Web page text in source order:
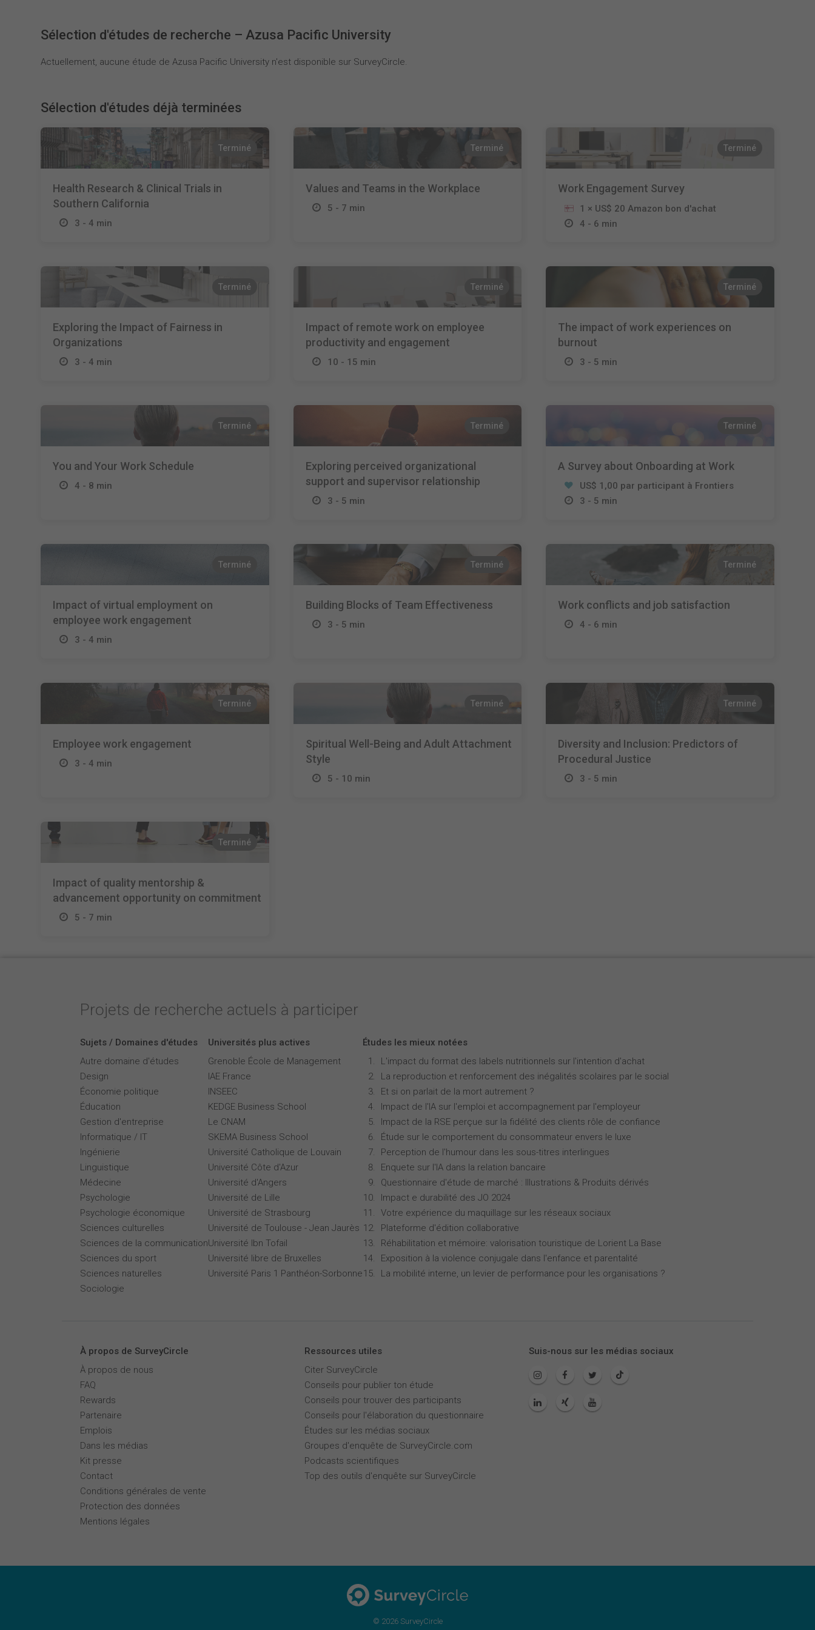
Sélection d'études de recherche – Azusa Pacific University
Actuellement, aucune étude de Azusa Pacific University n'est disponible sur SurveyCircle.
Sélection d'études déjà terminées
Terminé
Health Research & Clinical Trials in
Southern California
3 - 4 min
Terminé
Values and Teams in the Workplace
5 - 7 min
Terminé
Work Engagement Survey
1 × US$ 20 Amazon bon d'achat
4 - 6 min
Terminé
Exploring the Impact of Fairness in
Organizations
3 - 4 min
Terminé
Impact of remote work on employee
productivity and engagement
10 - 15 min
Terminé
The impact of work experiences on
burnout
3 - 5 min
Terminé
You and Your Work Schedule
4 - 8 min
Terminé
Exploring perceived organizational
support and supervisor relationship
3 - 5 min
Terminé
A Survey about Onboarding at Work
US$ 1,00 par participant à Frontiers
3 - 5 min
Terminé
Impact of virtual employment on
employee work engagement
3 - 4 min
Terminé
Building Blocks of Team Effectiveness
3 - 5 min
Terminé
Work conflicts and job satisfaction
4 - 6 min
Terminé
Employee work engagement
3 - 4 min
Terminé
Spiritual Well-Being and Adult Attachment
Style
5 - 10 min
Terminé
Diversity and Inclusion: Predictors of
Procedural Justice
3 - 5 min
Terminé
Impact of quality mentorship &
advancement opportunity on commitment
5 - 7 min
Projets de recherche actuels à participer
Sujets / Domaines d'études
Autre domaine d'études
Design
Économie politique
Éducation
Gestion d'entreprise
Informatique / IT
Ingénierie
Linguistique
Médecine
Psychologie
Psychologie économique
Sciences culturelles
Sciences de la communication
Sciences du sport
Sciences naturelles
Sociologie
Universités plus actives
Grenoble École de Management
IAE France
INSEEC
KEDGE Business School
Le CNAM
SKEMA Business School
Université Catholique de Louvain
Université Côte d'Azur
Université d'Angers
Université de Lille
Université de Strasbourg
Université de Toulouse - Jean Jaurès
Université Ibn Tofail
Université libre de Bruxelles
Université Paris 1 Panthéon-Sorbonne
Études les mieux notées
L'impact du format des labels nutritionnels sur l'intention d'achat
La reproduction et renforcement des inégalités scolaires par le social
Et si on parlait de la mort autrement ?
Impact de l'IA sur l'emploi et accompagnement par l'employeur
Impact de la RSE perçue sur la fidélité des clients rôle de confiance
Étude sur le comportement du consommateur envers le luxe
Perception de l'humour dans les sous-titres interlingues
Enquete sur l'IA dans la relation bancaire
Questionnaire d'étude de marché : Illustrations & Produits dérivés
Impact e durabilité des JO 2024
Votre expérience du maquillage sur les réseaux sociaux
Plateforme d'édition collaborative
Réhabilitation et mémoire: valorisation touristique de Lorient La Base
Exposition à la violence conjugale dans l'enfance et parentalité
La mobilité interne, un levier de performance pour les organisations ?
À propos de SurveyCircle
À propos de nous
FAQ
Rewards
Partenaire
Emplois
Dans les médias
Kit presse
Contact
Conditions générales de vente
Protection des données
Mentions légales
Ressources utiles
Citer SurveyCircle
Conseils pour publier ton étude
Conseils pour trouver des participants
Conseils pour l'élaboration du questionnaire
Études sur les médias sociaux
Groupes d'enquête de SurveyCircle.com
Podcasts scientifiques
Top des outils d'enquête sur SurveyCircle
Suis-nous sur les médias sociaux
© 2026 SurveyCircle